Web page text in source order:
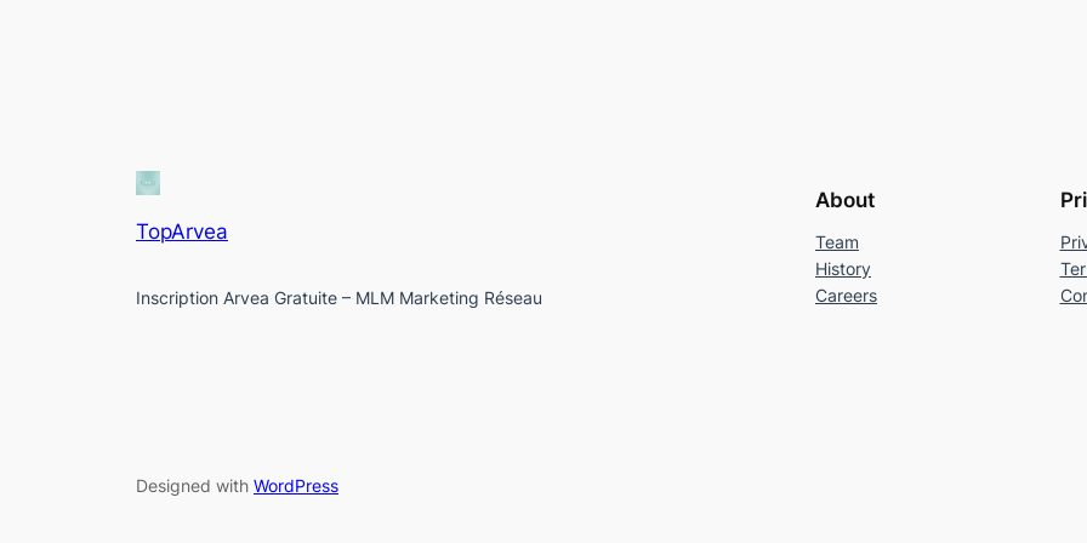
TopArvea
Inscription Arvea Gratuite – MLM Marketing Réseau
About
Team
History
Careers
Designed with WordPress